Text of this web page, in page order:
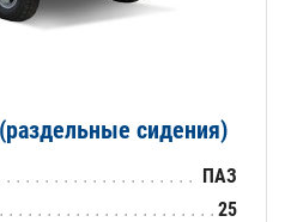
сидения)
ПАЗ
25